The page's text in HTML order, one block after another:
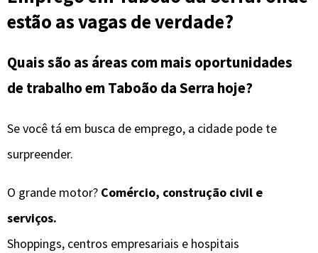
estão as vagas de verdade?
Quais são as áreas com mais oportunidades
de trabalho em Taboão da Serra hoje?
Se você tá em busca de emprego, a cidade pode te
surpreender.
O grande motor? Comércio, construção civil e
serviços.
Shoppings, centros empresariais e hospitais